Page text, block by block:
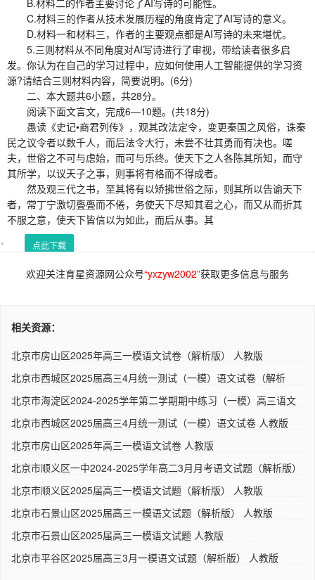
C.材料三的作者从技术发展历程的角度肯定了AI写诗的意义。
D.材料一和材料三，作者的主要观点都是AI写诗的未来堪忧。
5.三则材料从不同角度对AI写诗进行了审视，带给读者很多启
发。你认为在自己的学习过程中，应如何使用人工智能提供的学习资
源?请结合三则材料内容，简要说明。(6分)
二、本大题共6小题，共28分。
阅读下面文言文，完成6—10题。(共18分)
愚读《史记•商君列传》，观其改法定令，变更秦国之风俗，诛秦
民之议令者以数千人，而后法令大行，未尝不壮其勇而有决也。嗟
夫，世俗之不可与虑始，而可与乐终。使天下之人各陈其所知，而守
其所学，以议天子之事，则事将有格而不得成者。
然及观三代之书，至其将有以矫拂世俗之际，则其所以告谕天下
者，常丁宁激切亹亹而不倦，务使天下尽知其君之心，而又从而折其
不服之意，使天下皆信以为如此，而后从事。其
点此下载
欢迎关注育星资源网公众号“yxzyw2002”获取更多信息与服务
相关资源：
北京市房山区2025年高三一模语文试卷（解析版） 人教版
北京市西城区2025届高三4月统一测试（一模）语文试卷（解析
北京市海淀区2024-2025学年第二学期期中练习（一模）高三语文
北京市西城区2025届高三4月统一测试（一模）语文试卷 人教版
北京市房山区2025年高三一模语文试卷 人教版
北京市顺义区一中2024-2025学年高二3月月考语文试题（解析版）
北京市顺义区2025届高三一模语文试题（解析版） 人教版
北京市石景山区2025届高三一模语文试题（解析版） 人教版
北京市石景山区2025届高三一模语文试题 人教版
北京市平谷区2025届高三3月一模语文试题（解析版） 人教版